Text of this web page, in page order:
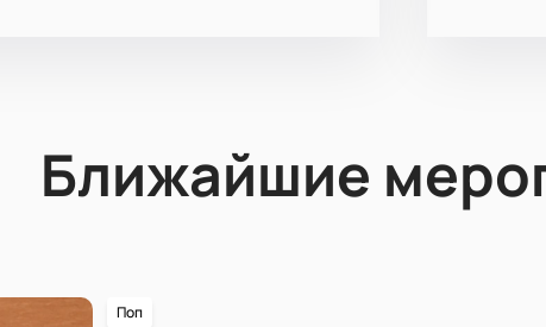
Ближайшие
Поп